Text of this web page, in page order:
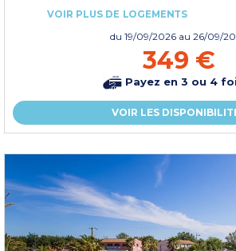
VOIR PLUS DE LOGEMENTS
du 19/09/2026 au 26/09/
349 €
Payez en 3 ou 4
VOIR LES